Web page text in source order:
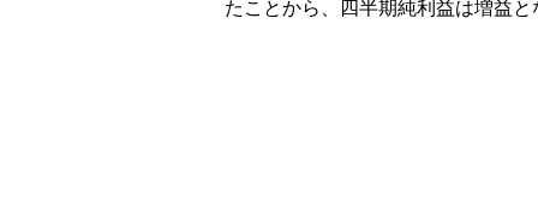
たことから、四半期純利益は増益